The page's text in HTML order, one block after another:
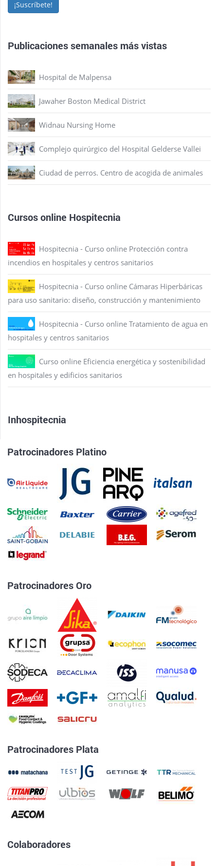
¡Suscríbete!
Publicaciones semanales más vistas
Hospital de Malpensa
Jawaher Boston Medical District
Widnau Nursing Home
Complejo quirúrgico del Hospital Gelderse Vallei
Ciudad de perros. Centro de acogida de animales
Cursos online Hospitecnia
Hospitecnia - Curso online Protección contra
incendios en hospitales y centros sanitarios
Hospitecnia - Curso online Cámaras Hiperbáricas
para uso sanitario: diseño, construcción y mantenimiento
Hospitecnia - Curso online Tratamiento de agua en
hospitales y centros sanitarios
Curso online Eficiencia energética y sostenibilidad
en hospitales y edificios sanitarios
Inhospitecnia
Patrocinadores Platino
Patrocinadores Oro
Patrocinadores Plata
Colaboradores